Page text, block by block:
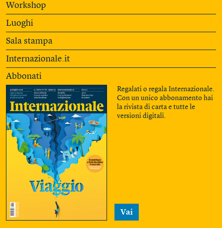
Workshop
Luoghi
Sala stampa
Internazionale.it
Abbonati
Regalati o regala Internazionale.
Con un unico abbonamento hai
la rivista di carta e tutte le
versioni digitali.
Vai